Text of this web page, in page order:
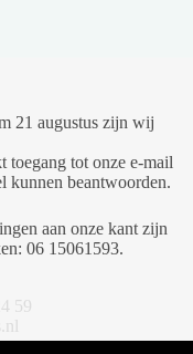
21 augustus zijn wij
toegang tot onze e-mail
kunnen beantwoorden.
aan onze kant zijn
06 15061593.
59